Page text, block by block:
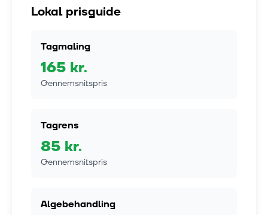
Lokal prisguide
Tagmaling
165 kr.
Gennemsnitspris
Tagrens
85 kr.
Gennemsnitspris
Algebehandling